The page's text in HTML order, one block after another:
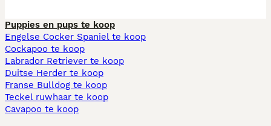
Puppies en pups te koop
Engelse Cocker Spaniel te koop
Cockapoo te koop
Labrador Retriever te koop
Duitse Herder te koop
Franse Bulldog te koop
Teckel ruwhaar te koop
Cavapoo te koop